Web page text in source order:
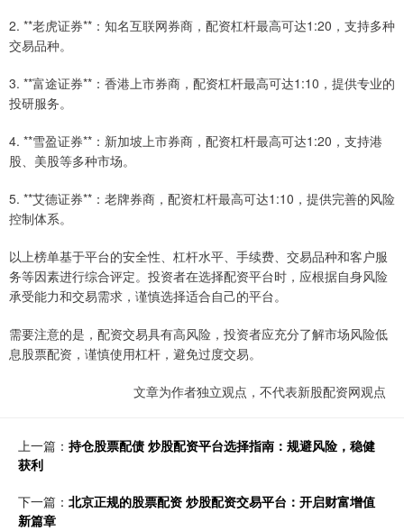
2. **老虎证券**：知名互联网券商，配资杠杆最高可达1:20，支持多种
交易品种。
3. **富途证券**：香港上市券商，配资杠杆最高可达1:10，提供专业的
投研服务。
4. **雪盈证券**：新加坡上市券商，配资杠杆最高可达1:20，支持港
股、美股等多种市场。
5. **艾德证券**：老牌券商，配资杠杆最高可达1:10，提供完善的风险
控制体系。
以上榜单基于平台的安全性、杠杆水平、手续费、交易品种和客户服
务等因素进行综合评定。投资者在选择配资平台时，应根据自身风险
承受能力和交易需求，谨慎选择适合自己的平台。
需要注意的是，配资交易具有高风险，投资者应充分了解市场风险低
息股票配资，谨慎使用杠杆，避免过度交易。
文章为作者独立观点，不代表新股配资网观点
上一篇： 持仓股票配债 炒股配资平台选择指南：规避风险，稳健
获利
下一篇： 北京正规的股票配资 炒股配资交易平台：开启财富增值
新篇章